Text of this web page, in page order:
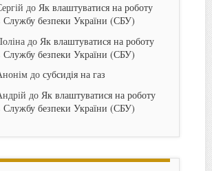
до Як влаштуватися на роботу
Службу безпеки України (СБУ)
до Як влаштуватися на роботу
Службу безпеки України (СБУ)
до субсидія на газ
до Як влаштуватися на роботу
Службу безпеки України (СБУ)